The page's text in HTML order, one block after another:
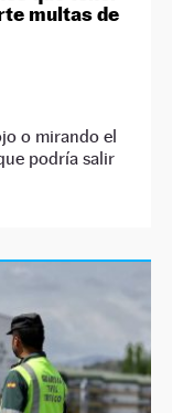
multas de
o mirando el
podría salir